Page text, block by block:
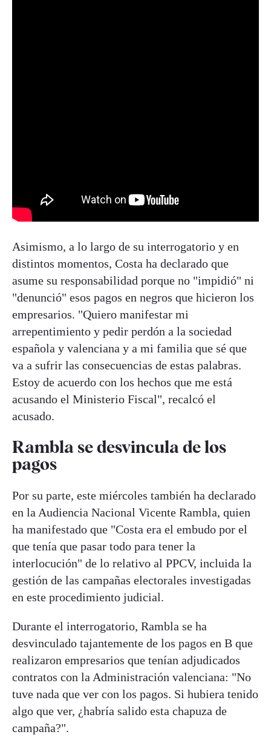
Asimismo, a lo largo de su interrogatorio y en
distintos momentos, Costa ha declarado que
asume su responsabilidad porque no "impidió" ni
"denunció" esos pagos en negros que hicieron los
empresarios. "Quiero manifestar mi
arrepentimiento y pedir perdón a la sociedad
española y valenciana y a mi familia que sé que
va a sufrir las consecuencias de estas palabras.
Estoy de acuerdo con los hechos que me está
acusando el Ministerio Fiscal", recalcó el
acusado.
Rambla se desvincula de los
pagos
Por su parte, este miércoles también ha declarado
en la Audiencia Nacional Vicente Rambla, quien
ha manifestado que "Costa era el embudo por el
que tenía que pasar todo para tener la
interlocución" de lo relativo al PPCV, incluida la
gestión de las campañas electorales investigadas
en este procedimiento judicial.
Durante el interrogatorio, Rambla se ha
desvinculado tajantemente de los pagos en B que
realizaron empresarios que tenían adjudicados
contratos con la Administración valenciana: "No
tuve nada que ver con los pagos. Si hubiera tenido
algo que ver, ¿habría salido esta chapuza de
campaña?".